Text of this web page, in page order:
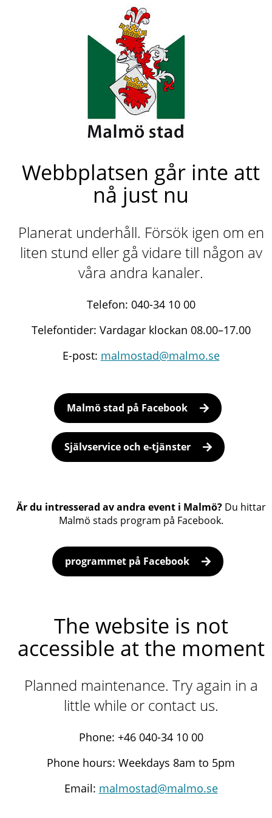
Webbplatsen går inte att
nå just nu
Planerat underhåll. Försök igen om en
liten stund eller gå vidare till någon av
våra andra kanaler.
Telefon: 040-34 10 00
Telefontider: Vardagar klockan 08.00–17.00
E-post: malmostad@malmo.se
Malmö stad på Facebook
Självservice och e-tjänster
Är du intresserad av andra event i Malmö?Du hittar
Malmö stads program på Facebook.
programmet på Facebook
The website is not
accessible at the moment
Planned maintenance. Try again in a
little while or contact us.
Phone: +46 040-34 10 00
Phone hours: Weekdays 8am to 5pm
Email: malmostad@malmo.se